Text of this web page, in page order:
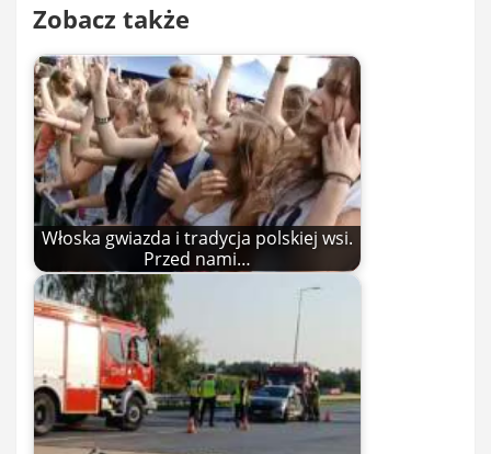
Zobacz także
Włoska gwiazda i tradycja polskiej wsi.
Przed nami…